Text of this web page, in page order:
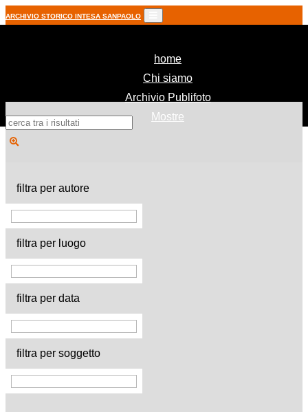
ARCHIVIO STORICO INTESA SANPAOLO
home(current)
Chi siamo
Archivio Publifoto
Mostre
filtra per autore
filtra per luogo
filtra per data
filtra per soggetto